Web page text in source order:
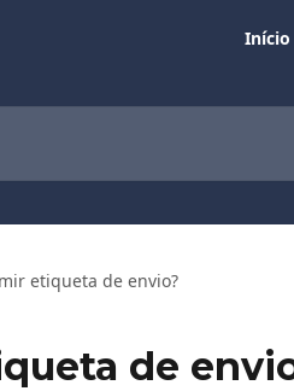
Início
etiqueta de envio?
de